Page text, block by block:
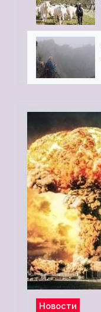
Новости